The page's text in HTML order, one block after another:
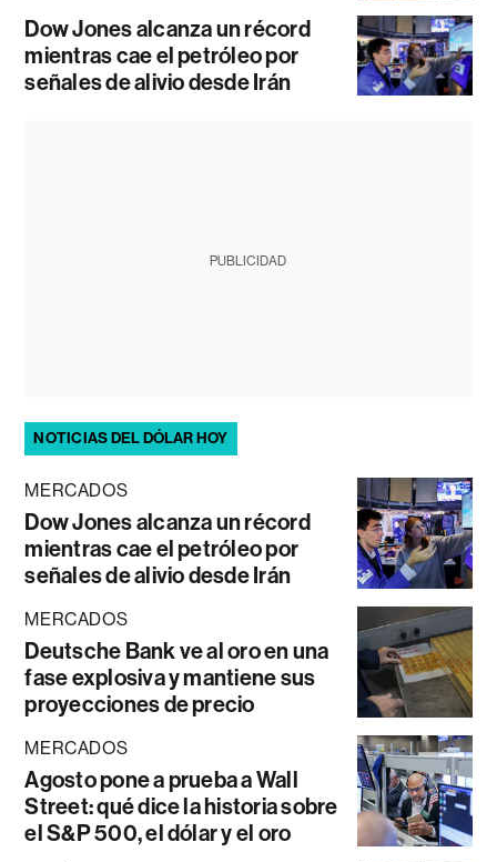
Dow Jones alcanza un récord
mientras cae el petróleo por
señales de alivio desde Irán
PUBLICIDAD
NOTICIAS DEL DÓLAR HOY
MERCADOS
Dow Jones alcanza un récord
mientras cae el petróleo por
señales de alivio desde Irán
MERCADOS
Deutsche Bank ve al oro en una
fase explosiva y mantiene sus
proyecciones de precio
MERCADOS
Agosto pone a prueba a Wall
Street: qué dice la historia sobre
el S&P 500, el dólar y el oro